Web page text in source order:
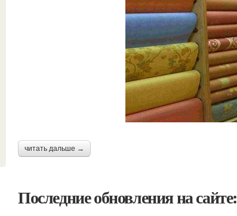
читать дальше →
Последние обновления на сайте: